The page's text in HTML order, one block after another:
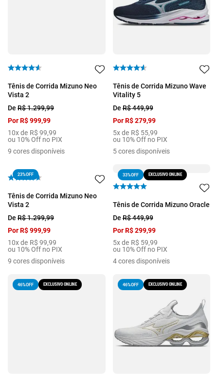
Tênis de Corrida Mizuno Neo
Vista 2
De R$1.299,99
PorR$999,99
10x de R$ 99,99
ou 10% Off no PIX
9 cores disponíveis
Tênis de Corrida Mizuno Wave
Vitality 5
DeR$449,99
PorR$ 279,99
5x de R$ 55,99
ou 10% Off no PIX
5 cores disponíveis
23%OFF
Tênis de Corrida Mizuno Neo
Vista 2
De R$1.299,99
PorR$999,99
10x de R$ 99,99
ou 10% Off no PIX
9 cores disponíveis
33%OFF EXCLUSIVO ONLINE
Tênis de Corrida Mizuno Oracle
DeR$449,99
PorR$ 299,99
5x de R$ 59,99
ou 10% Off no PIX
4 cores disponíveis
46%OFF EXCLUSIVO ONLINE 46%OFF EXCLUSIVO ONLINE